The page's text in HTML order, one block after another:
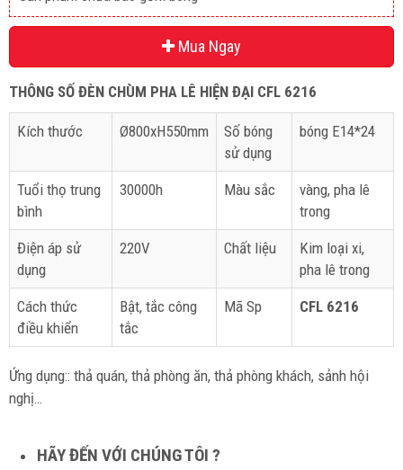
Mua Ngay
THÔNG SỐ ĐÈN CHÙM PHA LÊ HIỆN ĐẠI CFL 6216
Kích thước Ø800xH550mm
Số bóng
sử dụng
bóng E14*24
Tuổi thọ trung
bình
30000h Màu sắc
vàng, pha lê
trong
Điện áp sử
dụng
220V Chất liệu
Kim loại xi,
pha lê trong
Cách thức
điều khiển
Bật, tắc công
tắc
Mã Sp CFL 6216
Ứng dụng:: thả quán, thả phòng ăn, thả phòng khách, sảnh hội
nghị…
HÃY ĐẾN VỚI CHÚNG TÔI ?